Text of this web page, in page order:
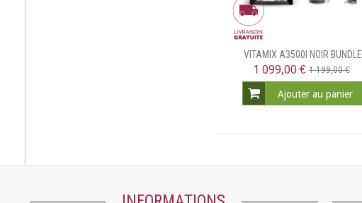
VITAMIX A3500I NOIR BUNDLE
1 099,00 €1 199,00 €
Ajouter au panier